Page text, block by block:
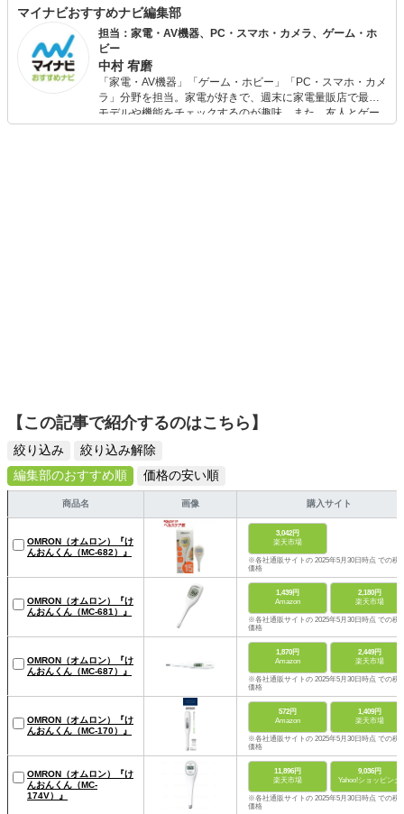
マイナビおすすめナビ編集部
担当：家電・AV機器、PC・スマホ・カメラ、ゲーム・ホ
ビー
中村 宥磨
「家電・AV機器」「ゲーム・ホビー」「PC・スマホ・カメ
ラ」分野を担当。家電が好きで、週末に家電量販店で最新
モデルや機能をチェックするのが趣味。また、友人とゲー
ムを楽しみながら、新作タイトルやイベント情報もいち早
【この記事で紹介するのはこちら】
絞り込み
絞り込み解除
編集部のおすすめ順
価格の安い順
商品名 画像 購入サイト
OMRON（オムロン）『け
んおんくん（MC-682）』
3,042円
楽天市場
※各社通販サイトの 2025年5月30日時点 での税
価格
OMRON（オムロン）『け
んおんくん（MC-681）』
1,439円
Amazon
2,180円
楽天市場
※各社通販サイトの 2025年5月30日時点 での税
価格
OMRON（オムロン）『け
んおんくん（MC-687）』
1,870円
Amazon
2,449円
楽天市場
※各社通販サイトの 2025年5月30日時点 での税
価格
OMRON（オムロン）『け
んおんくん（MC-170）』
572円
Amazon
1,409円
楽天市場
※各社通販サイトの 2025年5月30日時点 での税
価格
OMRON（オムロン）『け
んおんくん（MC-
174V）』
11,896円
楽天市場
9,036円
Yahoo!ショッピング
※各社通販サイトの 2025年5月30日時点 での税
価格